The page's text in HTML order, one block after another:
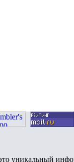
уникальный